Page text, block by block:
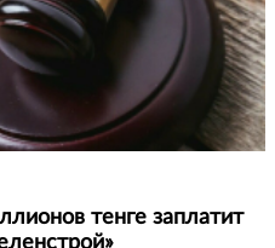
тенге заплатит